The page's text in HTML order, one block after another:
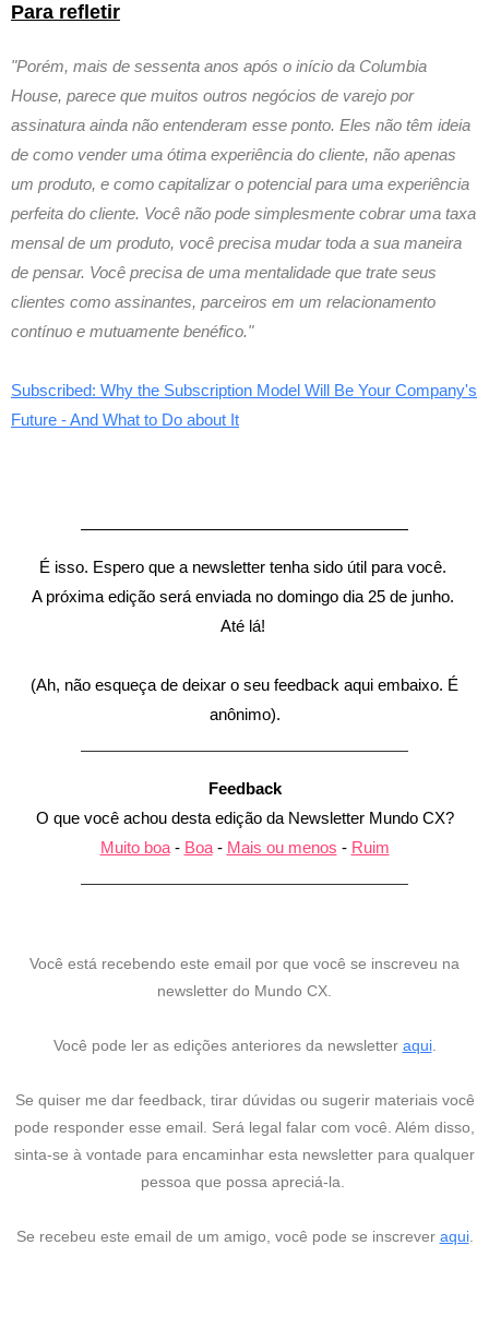
Para refletir
"Porém, mais de sessenta anos após o início da Columbia
House, parece que muitos outros negócios de varejo por
assinatura ainda não entenderam esse ponto. Eles não têm ideia
de como vender uma ótima experiência do cliente, não apenas
um produto, e como capitalizar o potencial para uma experiência
perfeita do cliente. Você não pode simplesmente cobrar uma taxa
mensal de um produto, você precisa mudar toda a sua maneira
de pensar. Você precisa de uma mentalidade que trate seus
clientes como assinantes, parceiros em um relacionamento
contínuo e mutuamente benéfico."
Subscribed: Why the Subscription Model Will Be Your Company's
Future - And What to Do about It
É isso. Espero que a newsletter tenha sido útil para você.
A próxima edição será enviada no domingo dia 25 de junho.
Até lá!
(Ah, não esqueça de deixar o seu feedback aqui embaixo. É
anônimo).
Feedback
O que você achou desta edição da Newsletter Mundo CX?
Muito boa- Boa - Mais ou menos - Ruim
Você está recebendo este email por que você se inscreveu na
newsletter do Mundo CX.
Você pode ler as edições anteriores da newsletter aqui.
Se quiser me dar feedback, tirar dúvidas ou sugerir materiais você
pode responder esse email. Será legal falar com você. Além disso,
sinta-se à vontade para encaminhar esta newsletter para qualquer
pessoa que possa apreciá-la.
Se recebeu este email de um amigo, você pode se inscrever aqui.